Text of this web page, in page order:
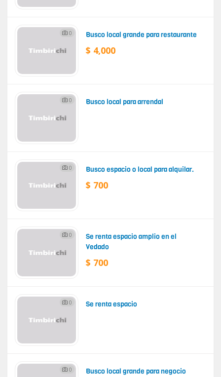
0 Busco local grande para restaurante
$ 4,000
0 Busco local para arrendal
0 Busco espacio o local para alquilar.
$ 700
0
Se renta espacio amplio en el
Vedado
$ 700
0 Se renta espacio
0 Busco local grande para negocio